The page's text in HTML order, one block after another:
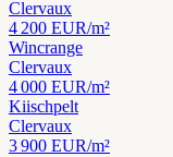
Clervaux
4 200 EUR/m²
Wincrange
Clervaux
4 000 EUR/m²
Kiischpelt
Clervaux
3 900 EUR/m²